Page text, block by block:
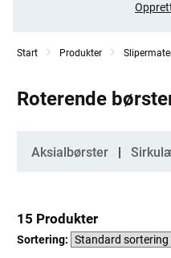
Start Produkter
Roterende
Kategorier
Aksialbørster
15 Produkter
Sortering: